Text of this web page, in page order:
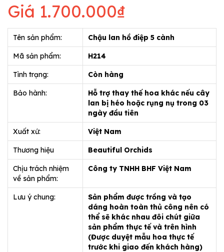
Giá 1.700.000₫
Tên sản phẩm: Chậu lan hồ điệp 5 cành
Mã sản phẩm: H214
Tình trạng: Còn hàng
Bảo hành:
Hỗ trợ thay thế hoa khác nếu cây
lan bị héo hoặc rụng nụ trong 03
ngày đầu tiên
Xuất xứ: Việt Nam
Thương hiệu Beautiful Orchids
Chịu trách nhiệm
về sản phẩm:
Công ty TNHH BHF Việt Nam
Lưu ý chung:
Sản phẩm được trồng và tạo
dáng hoàn toàn thủ công nên có
thể sẽ khác nhau đôi chút giữa
sản phẩm thực tế và trên hình
(Được duyệt mẫu hoa thực tế
trước khi giao đến khách hàng)